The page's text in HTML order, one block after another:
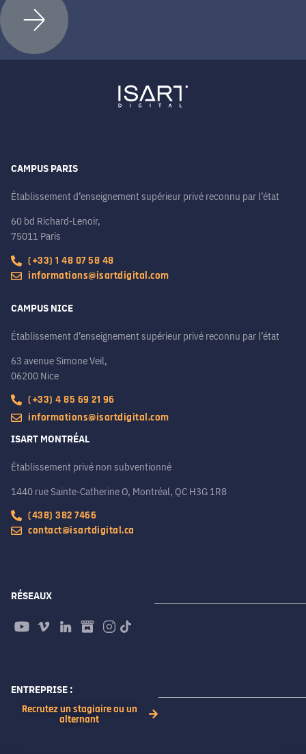
CAMPUS PARIS
Établissement d’enseignement supérieur privé reconnu par l’état
60 bd Richard-Lenoir,
75011 Paris
(+33) 1 48 07 58 48
informations@isartdigital.com
CAMPUS NICE
Établissement d’enseignement supérieur privé reconnu par l’état
63 avenue Simone Veil,
06200 Nice
(+33) 4 85 69 21 96
informations@isartdigital.com
ISART MONTRÉAL
Établissement privé non subventionné
1440 rue Sainte-Catherine O, Montréal, QC H3G 1R8
(438) 382 7466
contact@isartdigital.ca
RÉSEAUX
ENTREPRISE :
Recrutez un stagiaire ou un
alternant